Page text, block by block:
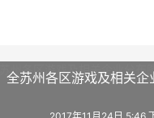
苏州各区游戏及相关企